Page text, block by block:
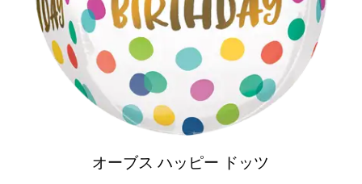
オーブス ハッピー ドッツ